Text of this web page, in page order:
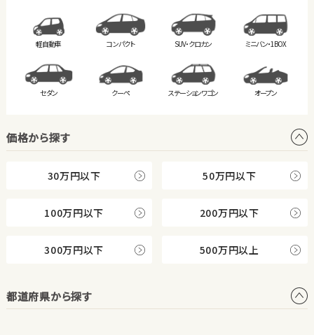
軽自動車 コンパクト SUV・クロカン ミニバン・1BOX
セダン クーペ ステーションワゴン オープン
価格から探す
30万円以下 50万円以下
100万円以下 200万円以下
300万円以下 500万円以上
都道府県から探す